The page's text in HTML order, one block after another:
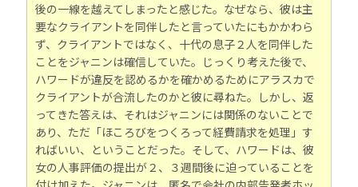
後の一線を越えてしまったと感じた。なぜなら、彼は主
要なクライアントを同伴したと言っていたにもかかわら
ず、クライアントではなく、十代の息子２人を同伴した
ことをジャニンは確信していた。じっくり考えた後で、
ハワードが違反を認めるかを確かめるためにアラスカで
クライアントが合流したのかと彼に尋ねた。しかし、返
ってきた答えは、それはジャニンには関係のないことで
あり、ただ「ほころびをつくろって経費請求を処理」す
ればいい、ということだった。そして、ハワードは、彼
女の人事評価の提出が２、３週間後に迫っていることを